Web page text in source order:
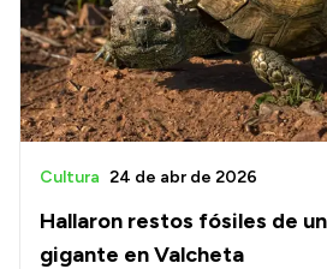
Hallaron restos fósiles de
gigante en Valcheta
Cultura 24 de abr de 2026